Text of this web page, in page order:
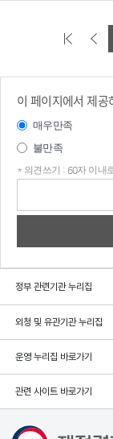
이 페이지에서 제
매우만족
불만족
* 의견쓰기 : 60자 이내
정부 관련기관 누리집
외청 및 유관기관 누리집
운영 누리집 바로가기
관련 사이트 바로가기